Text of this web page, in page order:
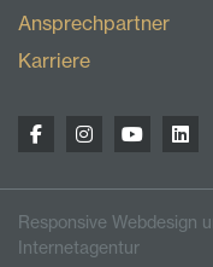
Ansprechpartner
Karriere
Responsive Webdesign
Internetagentur